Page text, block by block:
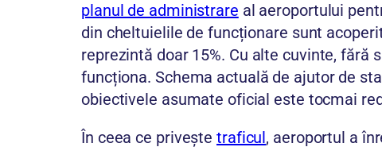
planul de administrare al aeroportului
din cheltuielile de funcționare sunt
reprezintă doar 15%. Cu alte cuvinte, fără
funcționa. Schema actuală de ajutor de
obiectivele asumate oficial este tocmai
În ceea ce privește traficul, aeroportul a